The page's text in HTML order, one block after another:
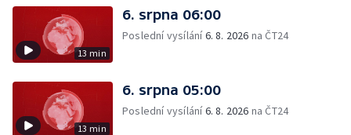
13 min
6. srpna 06:00
Poslední vysílání6. 8. 2026 na ČT24
13 min
6. srpna 05:00
Poslední vysílání6. 8. 2026 na ČT24